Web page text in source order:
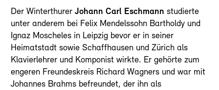
Der WinterthurerJohann Carl Eschmann studierte
unter anderem bei Felix Mendelssohn Bartholdy und
Ignaz Moscheles in Leipzig bevor er in seiner
Heimatstadt sowie Schaffhausen und Zürich als
Klavierlehrer und Komponist wirkte. Er gehörte zum
engeren Freundeskreis Richard Wagners und war mit
Johannes Brahms befreundet, der ihn als